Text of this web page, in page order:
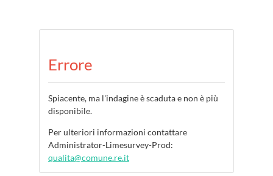
Errore
Spiacente, ma l'indagine è scaduta e non è più
disponibile.
Per ulteriori informazioni contattare
Administrator-Limesurvey-Prod:
qualita@comune.re.it